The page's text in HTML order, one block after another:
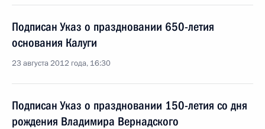
Подписан Указ о праздновании 650-летия
основания Калуги
23 августа 2012 года, 16:30
Подписан Указ о праздновании 150-летия со дня
рождения Владимира Вернадского